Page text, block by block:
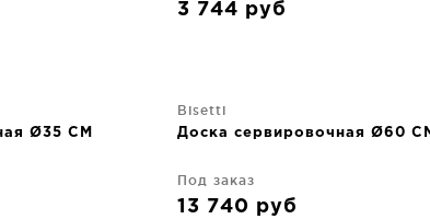
3 744 руб
Ø35 CM
Bisetti
Доска сервировочная Ø60
Под заказ
13 740 руб